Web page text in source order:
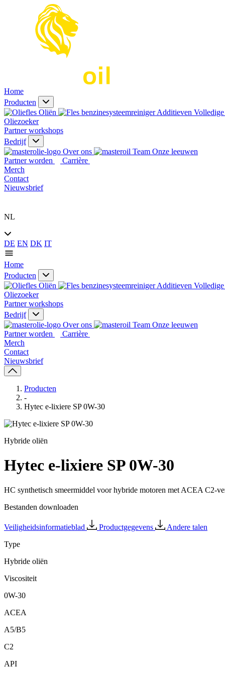
Home
Producten
Oliën
Additieven
Oliezoeker
Partner workshops
Bedrijf
Over ons
Onze leeuwen
Partner worden
Carrière
Merch
Contact
Nieuwsbrief
NL
DE EN DK IT
Home
Producten
Oliën
Additieven
Oliezoeker
Partner workshops
Bedrijf
Over ons
Onze leeuwen
Partner worden
Carrière
Merch
Contact
Nieuwsbrief
Producten
-
Hytec e-lixiere SP 0W-30
Hybride oliën
Hytec e-lixiere SP 0W-30
HC synthetisch smeermiddel voor hybride motoren met ACEA C2-
Bestanden downloaden
Veiligheidsinformatieblad Productgegevens
Andere talen
Type
Hybride oliën
Viscositeit
0W-30
ACEA
A5/B5
C2
API